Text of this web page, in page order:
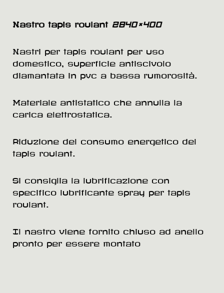
Nastro tapis roulant2840×400
Nastri per tapis roulant per uso
domestico, superficie antiscivolo
diamantata in pvc a bassa rumorosità.
Materiale antistatico che annulla la
carica elettrostatica.
Riduzione del consumo energetico del
tapis roulant.
Si consiglia la lubrificazione con
specifico lubrificante spray per tapis
roulant.
Il nastro viene fornito chiuso ad anello
pronto per essere montato